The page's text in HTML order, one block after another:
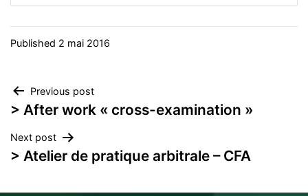
Published 2 mai 2016
Navigation
de
l’article
Previous post
> After work « cross-examination »
Next post
> Atelier de pratique arbitrale – CFA